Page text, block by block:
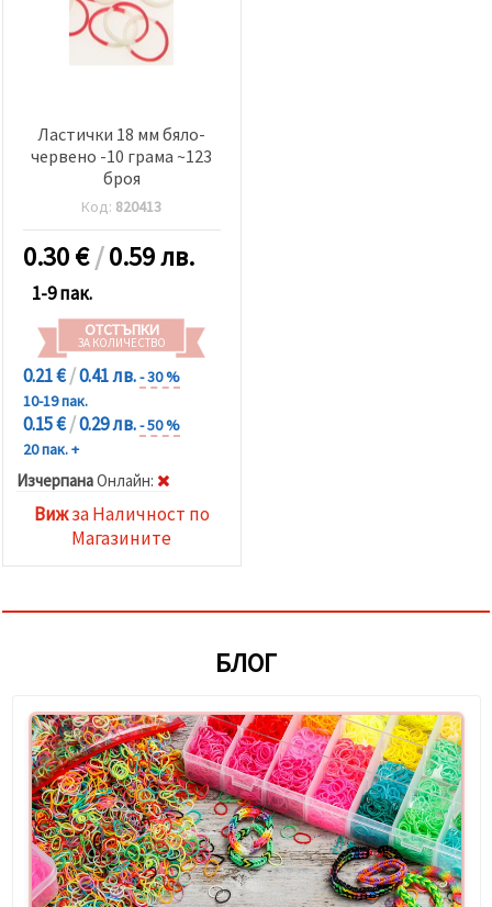
Ластички 18 мм бяло-
червено -10 грама ~123
броя
Код: 820413
0.30€/0.59 лв.
1-9 пак.
ОТСТЪПКИ
ЗА КОЛИЧЕСТВО
0.21 €/0.41 лв.- 30 %
10-19 пак.
0.15 €/0.29 лв.- 50 %
20 пак. +
ИзчерпанаOнлайн:
Вижза Наличност по
Магазините
БЛОГ